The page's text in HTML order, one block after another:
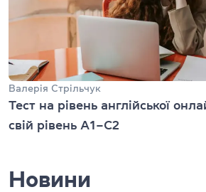
Валерія Стрільчук
Тест на рівень англійської
свій рівень А1–С2
Новини